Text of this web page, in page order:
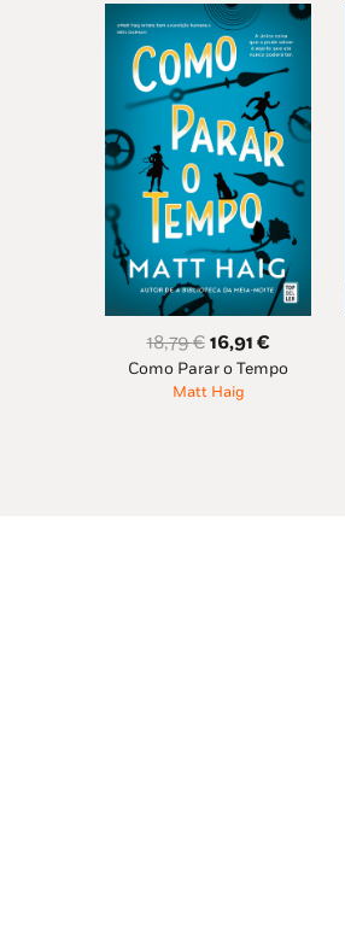
18,79€ O
preço
original
16,91 €O
preço
Como Parar o Tempo
Matt Haig